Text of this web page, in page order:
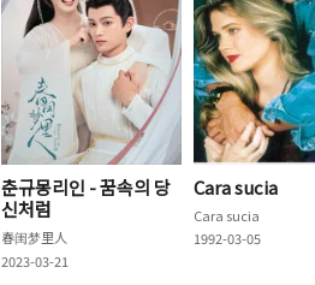
춘규몽리인 - 꿈속의 당
신처럼
春闺梦里人
2023-03-21
Cara sucia
Cara sucia
1992-03-05